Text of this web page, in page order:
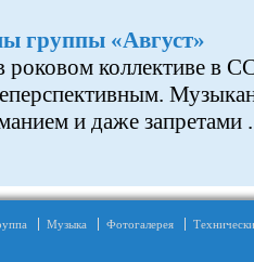
группы «Август»
роковом коллективе в
и даже запретами
Музыка Фотогалерея